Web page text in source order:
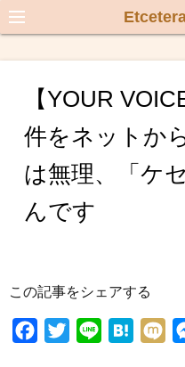
【YOUR
件をネットか
は無理、「ケ
んです
この記事をシェアする
H
M